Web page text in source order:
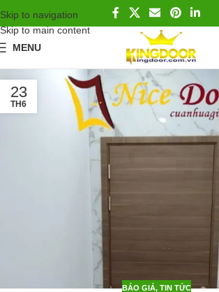
Skip to navigation
Skip to main content
MENU
23
TH6
BÁO GIÁ, TIN TỨC